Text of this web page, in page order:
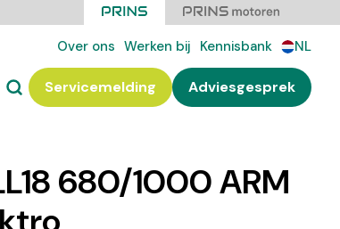
Over ons Werken bij Kennisbank NL
Servicemelding Adviesgesprek
680/1000 ARM